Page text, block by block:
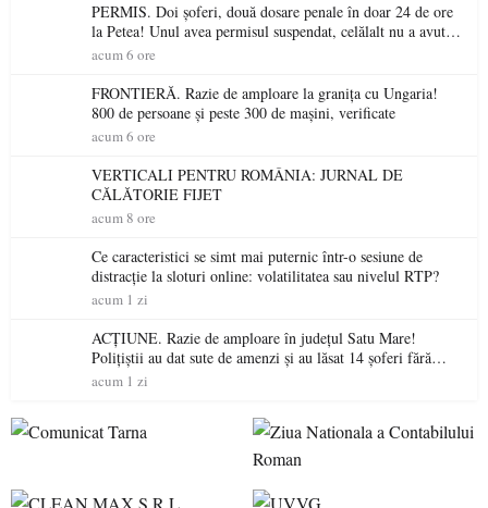
PERMIS. Doi șoferi, două dosare penale în doar 24 de ore
la Petea! Unul avea permisul suspendat, celălalt nu a avut
niciodată permis
acum 6 ore
FRONTIERĂ. Razie de amploare la granița cu Ungaria!
800 de persoane și peste 300 de mașini, verificate
acum 6 ore
VERTICALI PENTRU ROMÂNIA: JURNAL DE
CĂLĂTORIE FIJET
acum 8 ore
Ce caracteristici se simt mai puternic într-o sesiune de
distracție la sloturi online: volatilitatea sau nivelul RTP?
acum 1 zi
ACȚIUNE. Razie de amploare în județul Satu Mare!
Polițiștii au dat sute de amenzi și au lăsat 14 șoferi fără
permis într-o singură zi
acum 1 zi